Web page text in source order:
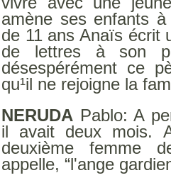
amène ses enfants
de 11 ans Anaïs écrit
de lettres à son
désespérément ce
qu¹il ne rejoigne la
NERUDA Pablo: A
il avait deux mois.
deuxième femme
appelle, “l'ange